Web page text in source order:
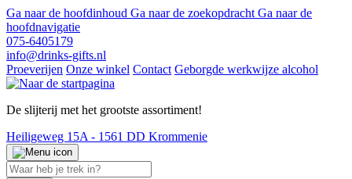
Ga naar de hoofdinhoud Ga naar de zoekopdracht Ga naar de
hoofdnavigatie
075-6405179
info@drinks-gifts.nl
Proeverijen Onze winkel Contact Geborgde werkwijze alcohol
De slijterij met het grootste assortiment!
Heiligeweg 15A - 1561 DD Krommenie